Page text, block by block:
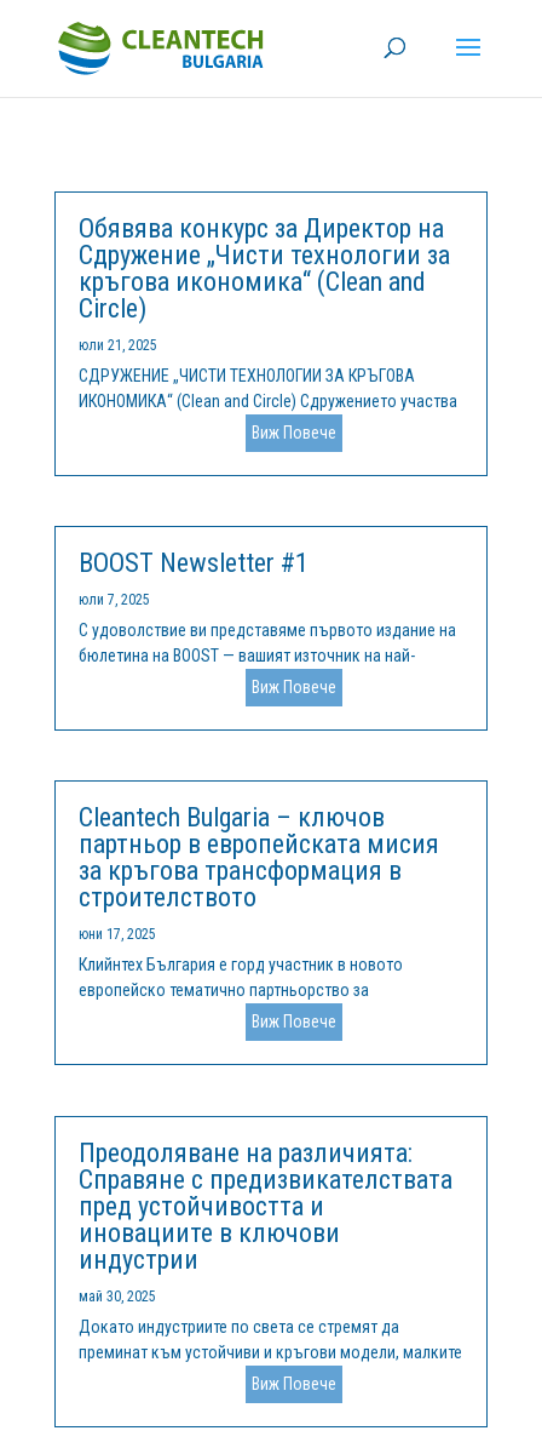
Обявява конкурс за Директор на
Сдружение „Чисти технологии за
кръгова икономика“ (Clean and
Circle)
юли 21, 2025
СДРУЖЕНИЕ „ЧИСТИ ТЕХНОЛОГИИ ЗА КРЪГОВА
ИКОНОМИКА“ (Clean and Circle) Сдружението участва
като партньор в Центъра за компетентност „Чисти
технологии за устойчива околна среда - води,
отпадъци, енергия за кръгова икономика“,
Виж Повече
BOOST Newsletter #1
юли 7, 2025
С удоволствие ви представяме първото издание на
бюлетина на BOOST — вашият източник на най-
новата информация за това как се справяме с
различията в областта на научните изследвания и
иновациите в Европа. В този брой ще откриете: 🌍
Виж Повече
Cleantech Bulgaria – ключов
партньор в европейската мисия
за кръгова трансформация в
строителството
юни 17, 2025
Клийнтех България е горд участник в новото
европейско тематично партньорство за
интелигентна специализация (TSSP) в областта на
кръговите сгради, стартирало в края на 2024 г.
Инициативата обединява региони и водещи
цел...
Виж Повече
Преодоляване на различията:
Справяне с предизвикателствата
пред устойчивостта и
иновациите в ключови
индустрии
май 30, 2025
Докато индустриите по света се стремят да
преминат към устойчиви и кръгови модели, малките
и средни предприятия (МСП) и индустриалните
клъстери се сблъскват с уникални
предизвикателства. Ключови сектори като
Виж Повече